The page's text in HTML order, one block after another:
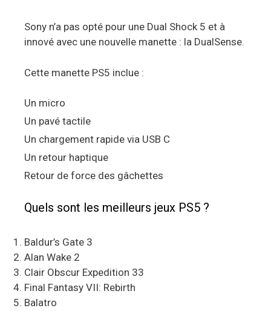
Sony n’a pas opté pour une Dual Shock 5 et à
innové avec une nouvelle manette : la DualSense.
Cette manette PS5 inclue :
Un micro
Un pavé tactile
Un chargement rapide via USB C
Un retour haptique
Retour de force des gâchettes
Quels sont les meilleurs jeux PS5 ?
Baldur’s Gate 3
Alan Wake 2
Clair Obscur Expedition 33
Final Fantasy VII: Rebirth
Balatro